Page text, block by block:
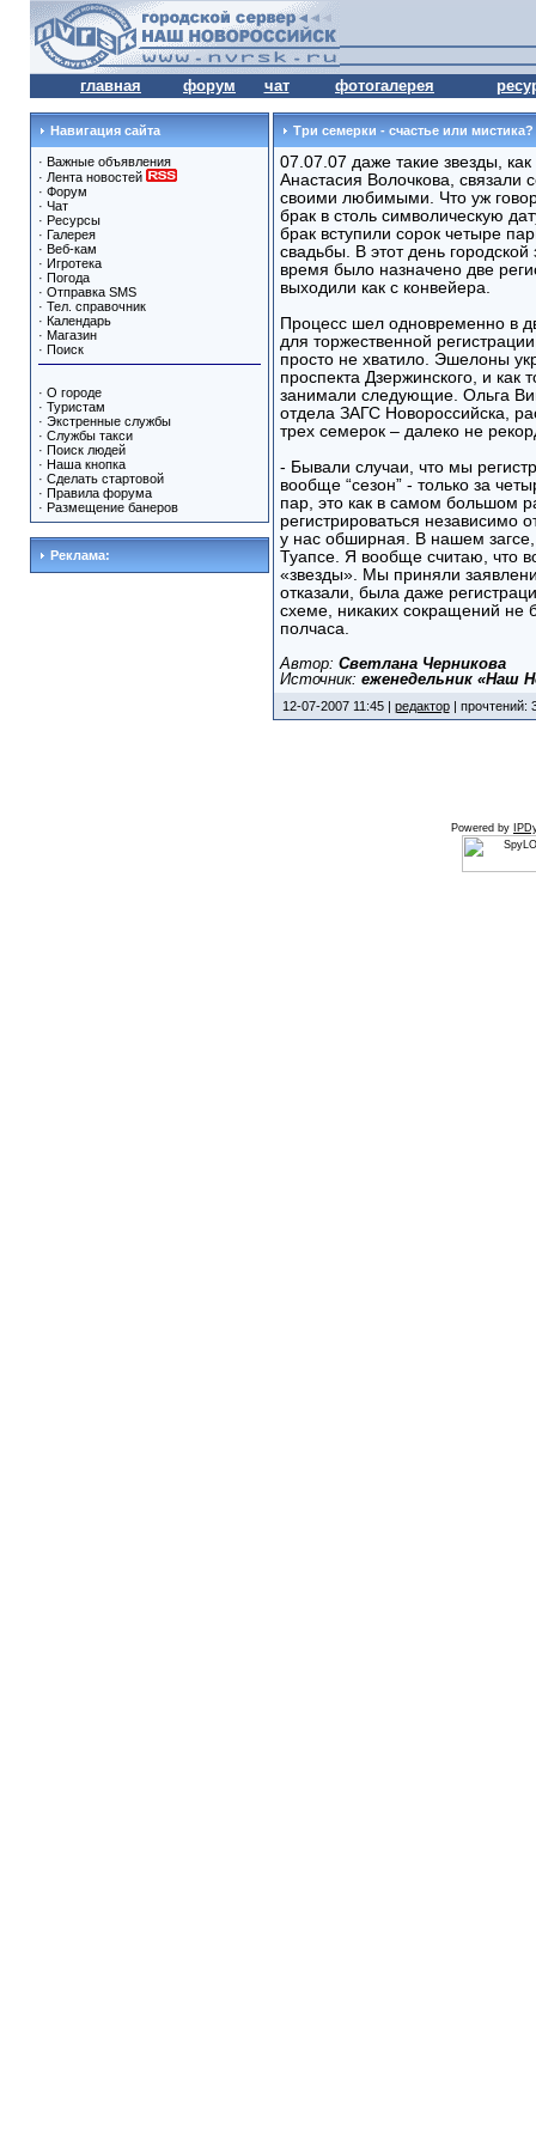
главная форум чат фотогалерея
Навигация сайта
· Важные объявления
· Лента новостей
· Форум
· Чат
· Ресурсы
· Галерея
· Веб-кам
· Игротека
· Погода
· Отправка SMS
· Тел. справочник
· Календарь
· Магазин
· Поиск
· О городе
· Туристам
· Экстренные службы
· Службы такси
· Поиск людей
· Наша кнопка
· Сделать стартовой
· Правила форума
· Размещение банеров
Реклама:
Три семерки - счастье или мистика?
07.07.07 даже такие звезды,
Анастасия Волочкова, связали
своими любимыми. Что уж
брак в столь символическую
брак вступили сорок четыре
свадьбы. В этот день городской
время было назначено две
выходили как с конвейера.
Процесс шел одновременно в
для торжественной
просто не хватило. Эшелоны
проспекта Дзержинского, и как
занимали следующие. Ольга
отдела ЗАГС Новороссийска,
трех семерок – далеко не
- Бывали случаи, что мы
вообще “сезон” - только за
пар, это как в самом большом
регистрироваться независимо
у нас обширная. В нашем
Туапсе. Я вообще считаю, что
«звезды». Мы приняли
отказали, была даже
схеме, никаких сокращений не
полчаса.
Автор: Светлана Черникова
Источник: еженедельник «Наш
12-07-2007 11:45 | редактор| прочтений:
Powered by